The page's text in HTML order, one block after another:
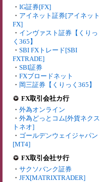
・ IG証券[FX]
・ アイネット証券[アイネット
FX]
・ インヴァスト証券【くりっ
く365】
・ SBI FXトレード[SBI
FXTRADE]
・ SBI証券
・ FXブロードネット
・ 岡三証券【くりっく365】
FX取引会社カ行
・ 外為オンライン
・ 外為どっとコム[外貨ネクス
トネオ]
・ ゴールデンウェイジャパン
[MT4]
FX取引会社サ行
・ サクソバンク証券
・ JFX[MATRIXTRADER]